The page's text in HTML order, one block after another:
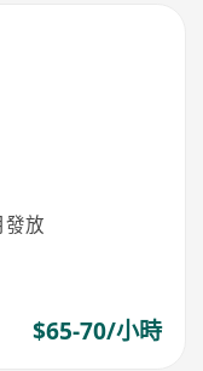
放
$65-70/小時